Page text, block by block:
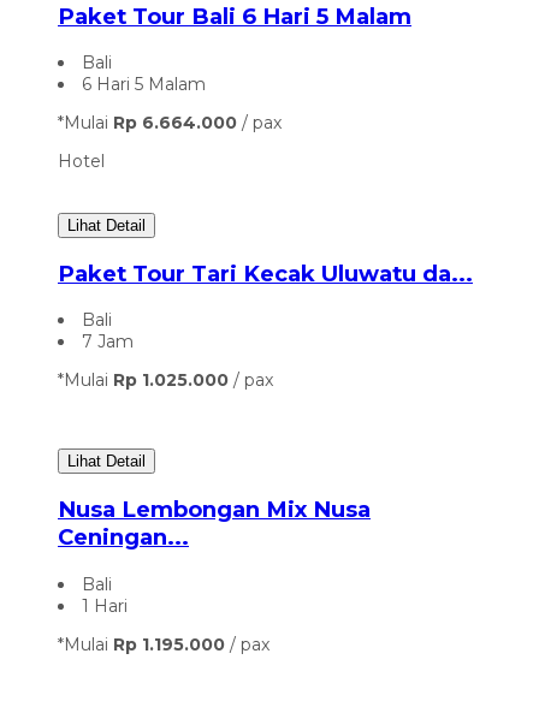
Paket Tour Bali 6 Hari 5 Malam
Bali
6 Hari 5 Malam
*Mulai Rp 6.664.000 / pax
Hotel
Lihat Detail
Paket Tour Tari Kecak Uluwatu da...
Bali
7 Jam
*Mulai Rp 1.025.000 / pax
Lihat Detail
Nusa Lembongan Mix Nusa
Ceningan...
Bali
1 Hari
*Mulai Rp 1.195.000 / pax